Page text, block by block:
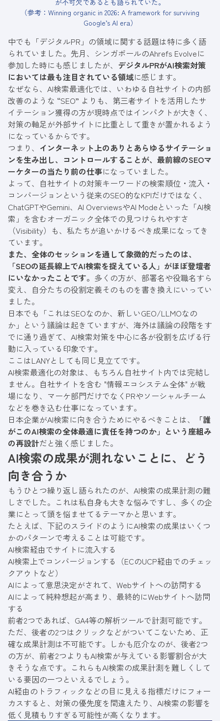
（参考：Winning organic in 2026: A framework for surviving
Google’s AI era）
中でも「デジタルPR」の領域に関する話題は特に多く語
られていました。先月、シンガポールのAhrefs Evolveに
参加した時にも感じましたが、 デジタルPRがAI検索対策
においては最も注目されている領域に感じます。
なぜなら、AI検索最適化では、いわゆる自社サイトの内部
改善のような “SEO” よりも、第三者サイトを活用したサ
イテーション獲得の方が現時点ではインパクトが大きく、
対策の軸足が外部サイトに比重として重きが置かれるよう
になっているからです。
つまり、 インターネット上のありとあらゆるサイテーショ
ンを生み出し、コントロールすることが、最前線のSEOマ
ーケターの当たり前の仕事になっていました。
よって、自社サイトの対策キーワードの検索順位・流入・
コンバージョンという従来のSEO的なKPIだけではなく、
ChatGPTやGemini、AI OverviewsやAI Modeといった「AI検
索」を含むオーガニック全体での見つけられやすさ
（Visibility）も、私たちが追いかけるべき成果になってき
ています。
また、全体のセッションを通して象徴的だったのは、
「SEOの延長線上でAI検索を捉えている人」がほぼ登壇者
にいなかったことです。 多くの方が、部署名や役職名すら
変え、自分たちの役割定義そのものを書き換えにいってい
ました。
日本でも「これはSEOなのか、新しいGEO/LLMOなの
か」という議論は起きていますが、海外は議論の段階をす
でに通り過ぎて、AI検索対策を中心に各が役割を広げる行
動に入っている印象です。
ここはLANYとしても同じ見立てです。
AI検索最適化の対象は、もちろん自社サイト内では完結し
ません。自社サイトを含む "情報エコシステム全体" が戦
場になり、マーケ部門だけでなくPRやソーシャルチーム
などを巻き込む仕事になっています。
日本企業がAI検索に向き合うためにやるべきことは、
「誰
がこのAI検索の全体最適に責任を持つのか」という座組み
の再設計だと強く感じました。
AI検索の成果が測れないことに、どう
向き合うか
もうひとつ繰り返し語られたのが、AI検索の成果計測の難
しさでした。これは私自身も大きな悩みですし、多くの企
業にとって頭を悩ませてるテーマかと思います。
たとえば、下記のスライドのようにAI検索の成果はいくつ
かのパターンで考えることは可能です。
AI検索経由でサイトに流入する
AI検索上でコンバージョンする（ECのUCP経由でのチェッ
クアウトなど）
AIによって意思決定がされて、Webサイトへの訪問する
AIによって純粋想起が高まり、最終的にWebサイトへ訪問
する
前者2つであれば、GA4等の解析ツールで計測可能です。
ただ、後者の2つはクリックなどがついてこないため、正
確な成果計測は不可能です。しかも厄介なのが、後者2つ
の方が、前者2つよりもAI検索が与えている影響割合が大
きそうな点です。これらもAI検索の成果計測を難しくして
いる要因の一つといえるでしょう。
AI経由のトラフィックなどの目に見える指標だけにフォー
カスすると、対策の優先度を間違えたり、AI検索の影響を
低く見積もりすぎる可能性が高くなります。